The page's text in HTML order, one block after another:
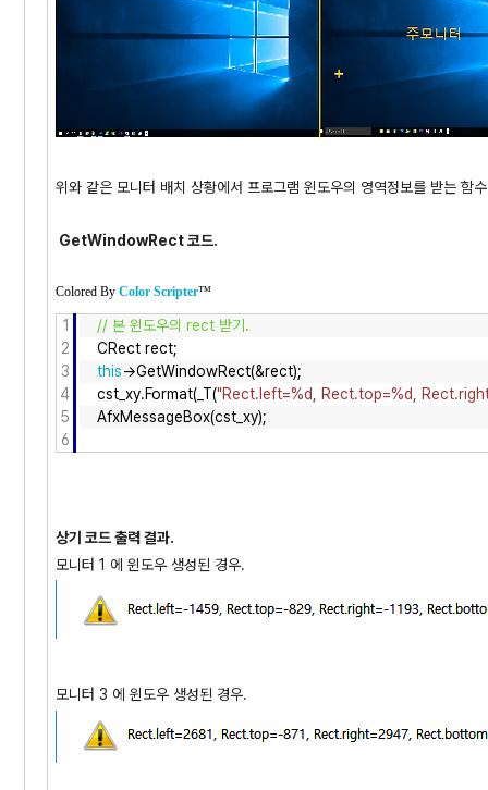
위와 같은 모니터 배치 상황에서 프로그램 윈도우의 영역정보를 받는
GetWindowRect 코드.
Colored By Color Scripter™
1
2
3
4
5
6
// 본 윈도우의 rect 받기.
CRect rect;
this->GetWindowRect(&rect);
cst_xy.Format(_T("Rect.left=%d, Rect.top=%d,
AfxMessageBox(cst_xy);
상기 코드 출력 결과.
모니터 1 에 윈도우 생성된 경우.
모니터 3 에 윈도우 생성된 경우.